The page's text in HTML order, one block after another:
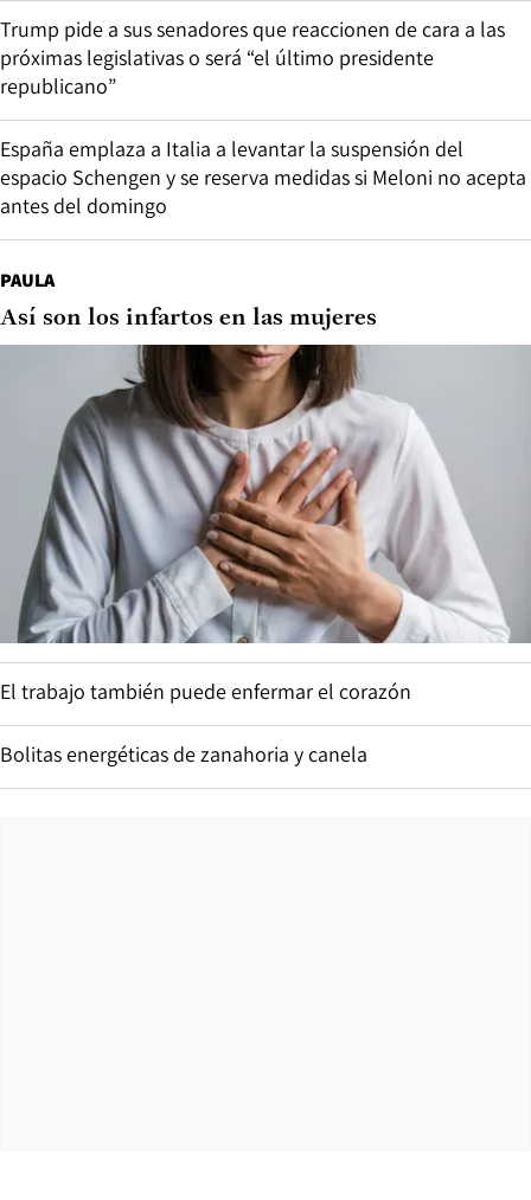
Trump pide a sus senadores que reaccionen de cara a las
próximas legislativas o será “el último presidente
republicano”
España emplaza a Italia a levantar la suspensión del
espacio Schengen y se reserva medidas si Meloni no acepta
antes del domingo
PAULA
Así son los infartos en las mujeres
El trabajo también puede enfermar el corazón
Bolitas energéticas de zanahoria y canela